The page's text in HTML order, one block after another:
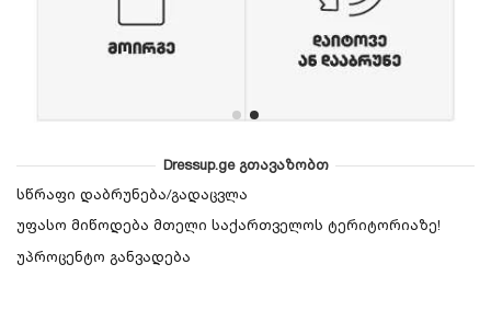
Dressup.ge გთავაზობთ
სწრაფი დაბრუნება/გადაცვლა
უფასო მიწოდება მთელი საქართველოს ტერიტორიაზე!
უპროცენტო განვადება